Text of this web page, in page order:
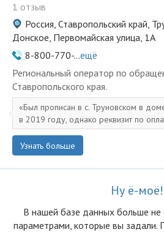
1 отзыв
Россия, Ставропольский край,
Донское, Первомайская улица, 1А
8-800-770-...ещё
Региональный оператор по
Ставропольского края.
Был прописан в с. Труновском в
в 2019 году, однако реквизит по
Узнать больше
Ну ё-моё!
В нашей базе данных больше не
параметрами, которые вы задали.